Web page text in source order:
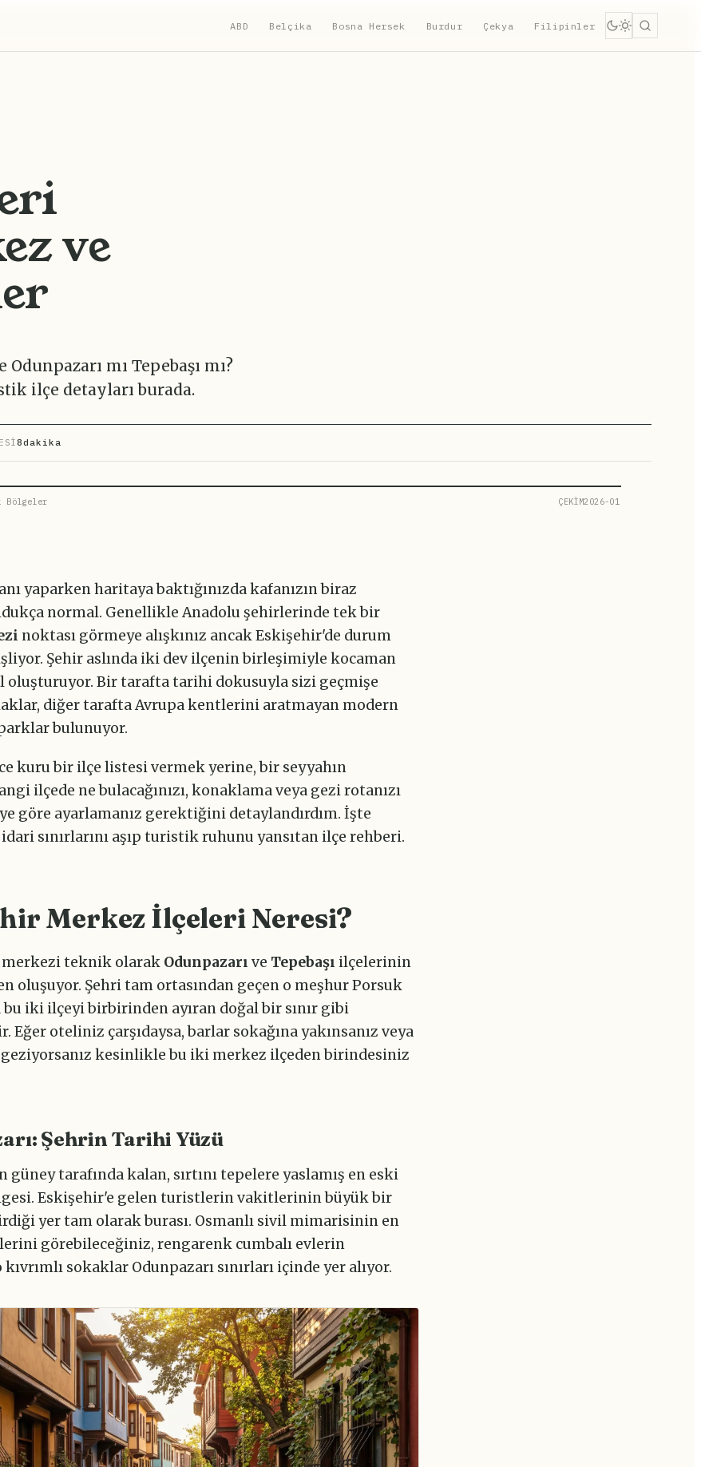
ABD Belçika Bosna Hersek Burdur Çekya Filipinler
ve
mı Tepebaşı mı?
ilçe detayları burada.
8dakika
Bölgeler ÇEKİM2026-01
yaparken haritaya baktığınızda kafanızın biraz
normal. Genellikle Anadolu şehirlerinde tek bir
noktası görmeye alışkınız ancak Eskişehir'de durum
Şehir aslında iki dev ilçenin birleşimiyle kocaman
oluşturuyor. Bir tarafta tarihi dokusuyla sizi geçmişe
diğer tarafta Avrupa kentlerini aratmayan modern
bulunuyor.
kuru bir ilçe listesi vermek yerine, bir seyyahın
ilçede ne bulacağınızı, konaklama veya gezi rotanızı
göre ayarlamanız gerektiğini detaylandırdım. İşte
sınırlarını aşıp turistik ruhunu yansıtan ilçe rehberi.
Merkez İlçeleri Neresi?
teknik olarak Odunpazarı ve Tepebaşı ilçelerinin
oluşuyor. Şehri tam ortasından geçen o meşhur Porsuk
bu iki ilçeyi birbirinden ayıran doğal bir sınır gibi
Eğer oteliniz çarşıdaysa, barlar sokağına yakınsanız veya
kesinlikle bu iki merkez ilçeden birindesiniz
Şehrin Tarihi Yüzü
güney tarafında kalan, sırtını tepelere yaslamış en eski
Eskişehir'e gelen turistlerin vakitlerinin büyük bir
yer tam olarak burası. Osmanlı sivil mimarisinin en
görebileceğiniz, rengarenk cumbalı evlerin
kıvrımlı sokaklar Odunpazarı sınırları içinde yer alıyor.